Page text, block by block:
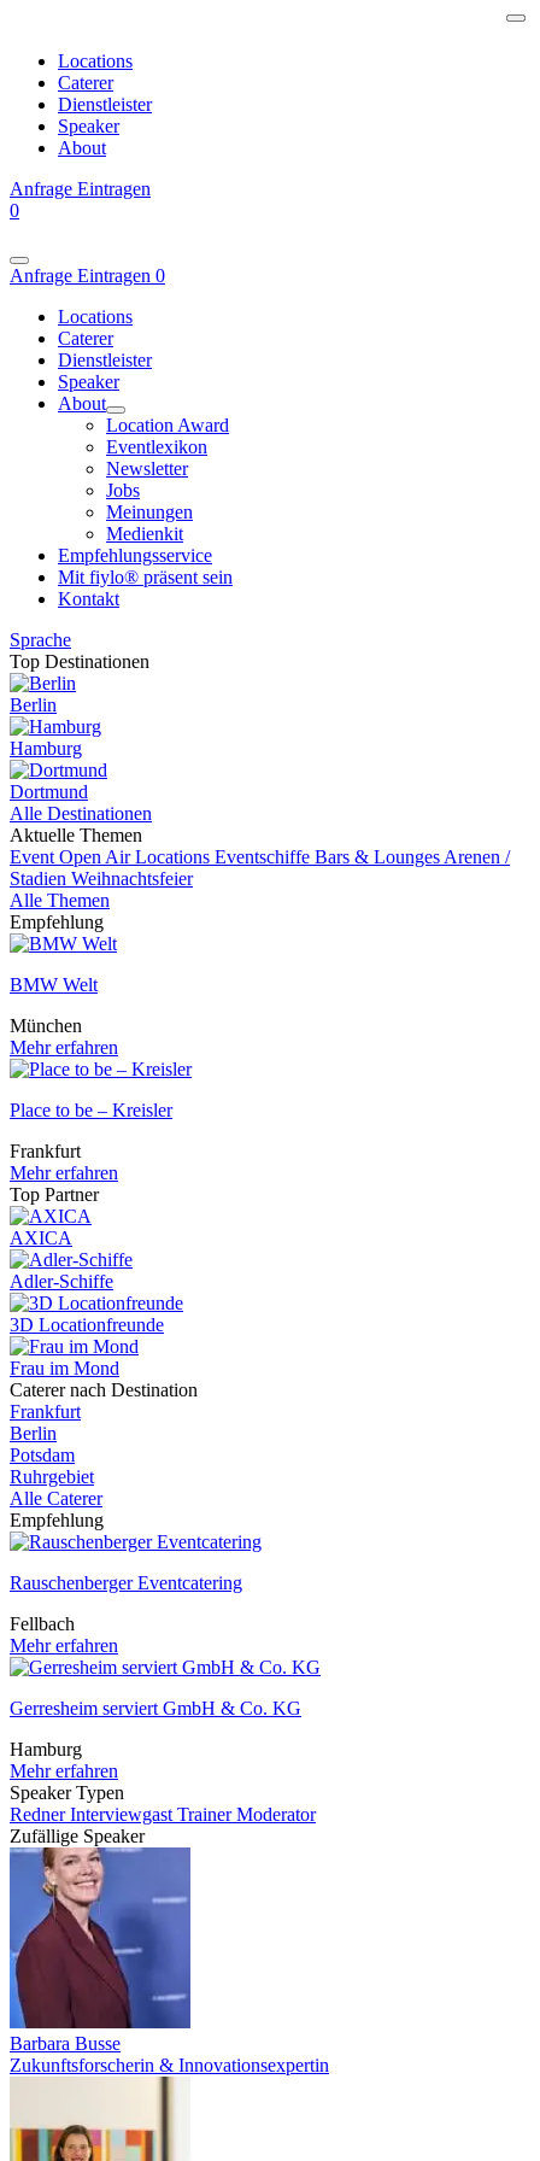
Locations
Caterer
Dienstleister
Speaker
About
Anfrage Eintragen
0
Anfrage Eintragen 0
Locations
Caterer
Dienstleister
Speaker
About
Location Award
Eventlexikon
Newsletter
Jobs
Meinungen
Medienkit
Empfehlungsservice
Mit fiylo® präsent sein
Kontakt
Sprache
Top Destinationen
Berlin
Hamburg
Dortmund
Alle Destinationen
Aktuelle Themen
Event Open Air Locations Eventschiffe Bars & Lounges Arenen /
Stadien Weihnachtsfeier
Alle Themen
Empfehlung
BMW Welt
München
Mehr erfahren
Place to be – Kreisler
Frankfurt
Mehr erfahren
Top Partner
AXICA
Adler-Schiffe
3D Locationfreunde
Frau im Mond
Caterer nach Destination
Frankfurt
Berlin
Potsdam
Ruhrgebiet
Alle Caterer
Empfehlung
Rauschenberger Eventcatering
Fellbach
Mehr erfahren
Gerresheim serviert GmbH & Co. KG
Hamburg
Mehr erfahren
Speaker Typen
RednerInterviewgast TrainerModerator
Zufällige Speaker
Barbara Busse
Zukunftsforscherin & Innovationsexpertin